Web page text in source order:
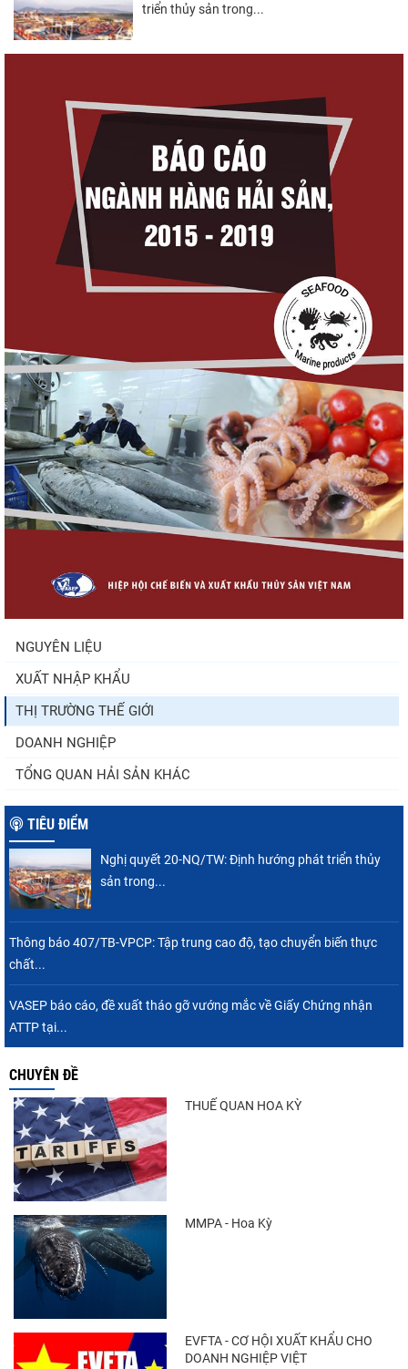
triển thủy sản trong...
(sửa đổi)
Thuế Mục 301 và bài toán thích ứng của
tôm Việt tại thị...
VASEP chào đón Công ty Cổ phần Thương
Nguồn cung giảm, giá cá rô phi Trung Quốc
Nhập khẩu tôm của Mỹ phục hồi trong
tháng 5/2026
Trung Quốc tăng mạnh nhập khẩu mực,
NGUYÊN LIỆU
XUẤT NHẬP KHẨU
THỊ TRƯỜNG THẾ GIỚI
DOANH NGHIỆP
TỔNG QUAN HẢI SẢN KHÁC
TIÊU ĐIỂM
Nghị quyết 20-NQ/TW: Định hướng phát triển thủy
sản trong...
Thông báo 407/TB-VPCP: Tập trung cao độ, tạo chuyển biến thực
chất...
VASEP báo cáo, đề xuất tháo gỡ vướng mắc về Giấy Chứng nhận
ATTP tại...
CHUYÊN ĐỀ
THUẾ QUAN HOA KỲ
MMPA - Hoa Kỳ
EVFTA - CƠ HỘI XUẤT KHẨU CHO
DOANH NGHIỆP VIỆT